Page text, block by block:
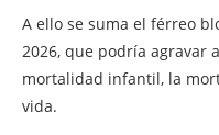
A ello se suma el férreo
2026, que podría agravar
mortalidad infantil, la
vida.